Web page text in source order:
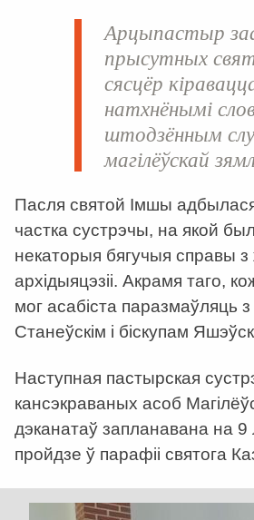
Арцыпастыр
прысутных
сясцёр
натхнёнымі
штодзённым
магілёўскай
Пасля святой Імшы
частка сустрэчы, на якой
некаторыя бягучыя справы
архідыяцэзіі. Акрамя таго,
мог асабіста паразмаўляць
Станеўскім і біскупам
Наступная пастырская
кансэкраваных асоб
дэканатаў запланавана на
пройдзе ў парафіі святога